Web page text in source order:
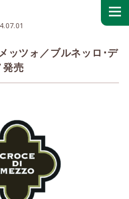
ッツォ／ブルネッロ･デ
発売